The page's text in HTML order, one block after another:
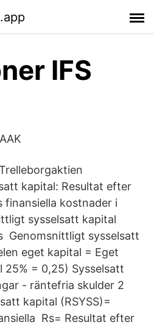
IFS
kapital: Resultat efter
finansiella kostnader i
sysselsatt kapital
Genomsnittligt sysselsatt
eget kapital = Eget
= 0,25) Sysselsatt
- räntefria skulder 2
kapital (RSYSS)=
Rs= Resultat efter